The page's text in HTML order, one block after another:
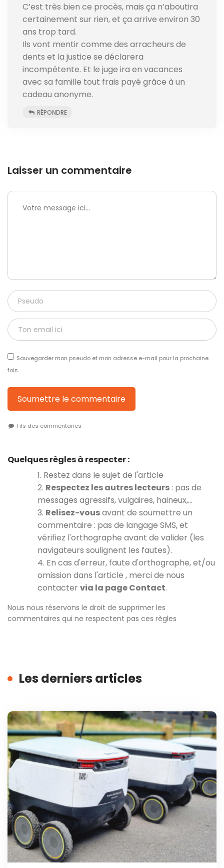
C’est très bien ce procès, mais ça n’aboutira
certainement sur rien, et ça arrive environ 30
ans trop tard.
Ils vont mentir comme des arracheurs de
dents et la justice se déclarera
incompétente. Et le juge ira en vacances
avec sa famille tout frais payé grâce à un
cadeau anonyme.
RÉPONDRE
Laisser un commentaire
Sauvegarder mon pseudo et mon adresse e-mail pour la prochaine
fois.
Soumettre le commentaire
Fils des commentaires
Quelques règles à respecter :
1. Restez dans le sujet de l'article
2. Respectez les autres lecteurs : pas de
messages agressifs, vulgaires, haineux,…
3. Relisez-vousavant de soumettre un
commentaire : pas de langage SMS, et
vérifiez l'orthographe avant de valider (les
navigateurs soulignent les fautes).
4. En cas d'erreur, faute d'orthographe, et/ou
omission dans l'article , merci de nous
contacter via la page Contact.
Nous nous réservons le droit de supprimer les
commentaires qui ne respectent pas ces règles
Les derniers articles